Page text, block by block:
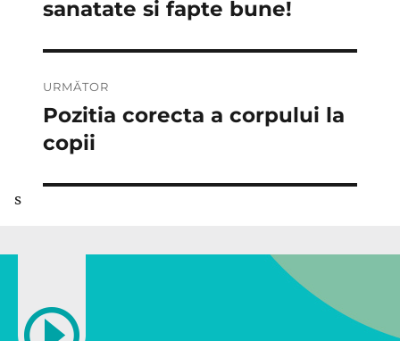
articole
anterior:
sanatate si fapte bune!
URMĂTOR
Articolul
următor:
Pozitia corecta a corpului la
copii
s